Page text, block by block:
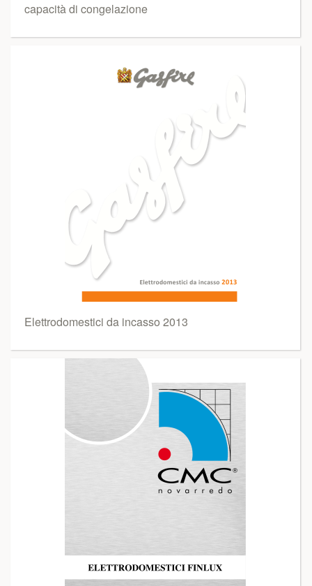
capacità di congelazione
Elettrodomestici da incasso 2013